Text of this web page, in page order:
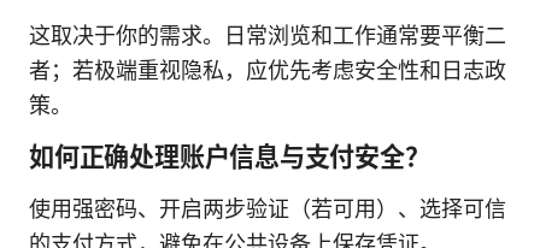
这取决于你的需求。日常浏览和工作通常要平衡二
者；若极端重视隐私，应优先考虑安全性和日志政
策。
如何正确处理账户信息与支付安全？
使用强密码、开启两步验证（若可用）、选择可信